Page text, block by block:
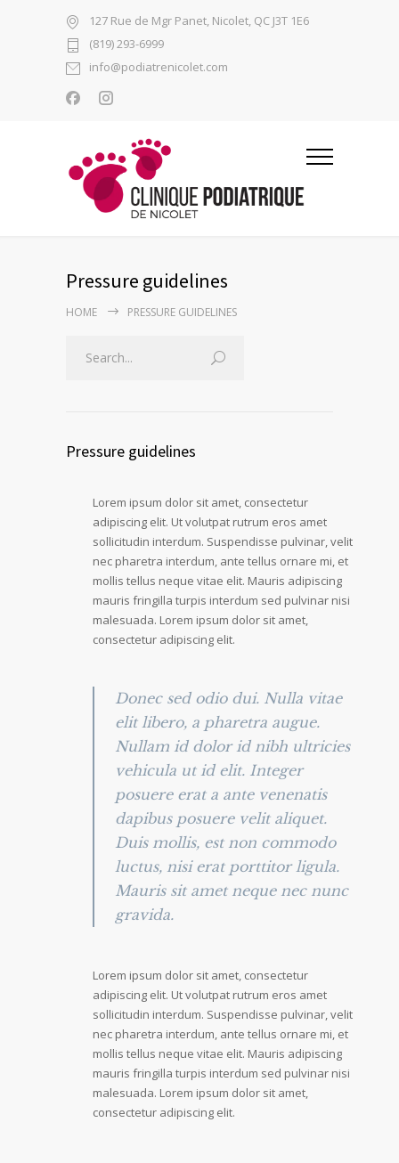
127 Rue de Mgr Panet, Nicolet, QC J3T 1E6
(819) 293-6999
info@podiatrenicolet.com
Pressure guidelines
HOME PRESSURE GUIDELINES
Pressure guidelines
Lorem ipsum dolor sit amet, consectetur
adipiscing elit. Ut volutpat rutrum eros amet
sollicitudin interdum. Suspendisse pulvinar, velit
nec pharetra interdum, ante tellus ornare mi, et
mollis tellus neque vitae elit. Mauris adipiscing
mauris fringilla turpis interdum sed pulvinar nisi
malesuada. Lorem ipsum dolor sit amet,
consectetur adipiscing elit.
Donec sed odio dui. Nulla vitae
elit libero, a pharetra augue.
Nullam id dolor id nibh ultricies
vehicula ut id elit. Integer
posuere erat a ante venenatis
dapibus posuere velit aliquet.
Duis mollis, est non commodo
luctus, nisi erat porttitor ligula.
Mauris sit amet neque nec nunc
gravida.
Lorem ipsum dolor sit amet, consectetur
adipiscing elit. Ut volutpat rutrum eros amet
sollicitudin interdum. Suspendisse pulvinar, velit
nec pharetra interdum, ante tellus ornare mi, et
mollis tellus neque vitae elit. Mauris adipiscing
mauris fringilla turpis interdum sed pulvinar nisi
malesuada. Lorem ipsum dolor sit amet,
consectetur adipiscing elit.